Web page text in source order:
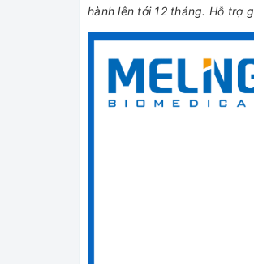
hành lên tới 12 tháng. Hỗ trợ